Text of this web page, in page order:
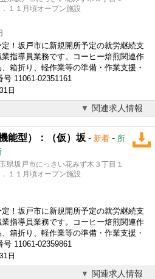
１１月頃オープン施設
！坂戸市に新規開所予定の就労継続支
指導員業務です。
コーヒー焙煎関連作
箱折り、軽作業等の準備・作業支援・
11061-02351161
日
関連求人情報
能型）：（仮）坂 - 新着 - 所
県坂戸市にっさい花みず木３丁目１
１１月頃オープン施設
！坂戸市に新規開所予定の就労継続支
指導員業務です。
コーヒー焙煎関連作
箱折り、軽作業等の準備・作業支援・
11061-02359861
日
関連求人情報